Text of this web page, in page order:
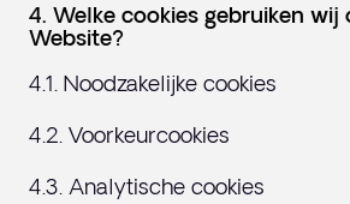
4. Welke cookies gebruiken wij
Website?
4.1. Noodzakelijke cookies
4.2. Voorkeurcookies
4.3. Analytische cookies